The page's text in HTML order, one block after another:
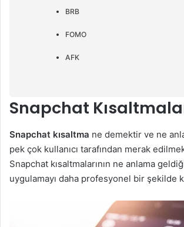
BRB
FOMO
AFK
Snapchat
Snapchat kısaltma ne demektir ve ne
pek çok kullanıcı tarafından merak
Snapchat kısaltmalarının ne anlama
uygulamayı daha profesyonel bir şekilde